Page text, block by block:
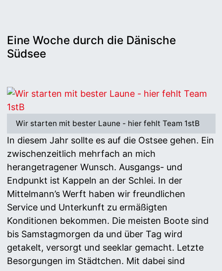
Eine Woche durch die Dänische
Südsee
Wir starten mit bester Laune - hier fehlt Team 1stB
In diesem Jahr sollte es auf die Ostsee gehen. Ein
zwischenzeitlich mehrfach an mich
herangetragener Wunsch. Ausgangs- und
Endpunkt ist Kappeln an der Schlei. In der
Mittelmann’s Werft haben wir freundlichen
Service und Unterkunft zu ermäßigten
Konditionen bekommen. Die meisten Boote sind
bis Samstagmorgen da und über Tag wird
getakelt, versorgt und seeklar gemacht. Letzte
Besorgungen im Städtchen. Mit dabei sind